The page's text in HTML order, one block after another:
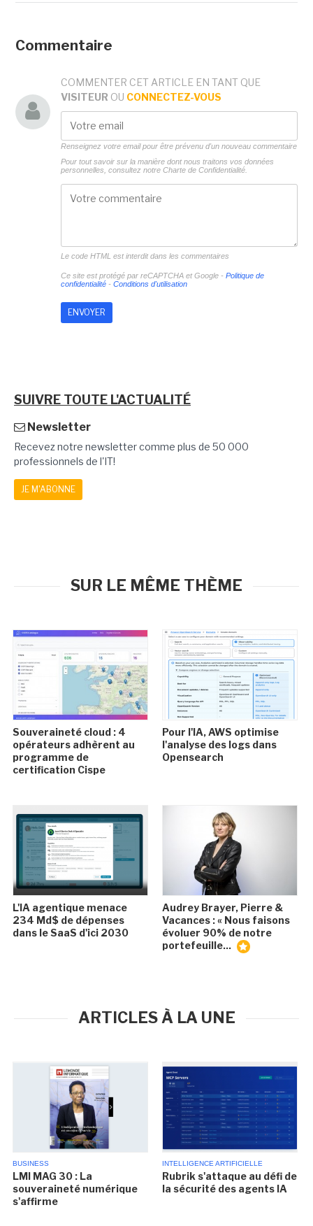
Commentaire
COMMENTER CET ARTICLE EN TANT QUE
VISITEUR OU CONNECTEZ-VOUS
Renseignez votre email pour être prévenu d'un nouveau commentaire
Pour tout savoir sur la manière dont nous traitons vos données
personnelles, consultez notre Charte de Confidentialité.
Le code HTML est interdit dans les commentaires
Ce site est protégé par reCAPTCHA et Google - Politique de
confidentialité- Conditions d'utilisation
SUIVRE TOUTE L'ACTUALITÉ
Newsletter
Recevez notre newsletter comme plus de 50 000
professionnels de l'IT!
JE M'ABONNE
SUR LE MÊME THÈME
Souveraineté cloud : 4
opérateurs adhèrent au
programme de
certification Cispe
Pour l'IA, AWS optimise
l'analyse des logs dans
Opensearch
L'IA agentique menace
234 Md$ de dépenses
dans le SaaS d'ici 2030
Audrey Brayer, Pierre &
Vacances : « Nous faisons
évoluer 90% de notre
portefeuille...
ARTICLES À LA UNE
BUSINESS
LMI MAG 30 : La
souveraineté numérique
s'affirme
INTELLIGENCE ARTIFICIELLE
Rubrik s'attaque au défi de
la sécurité des agents IA